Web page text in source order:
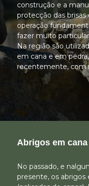
construção e a
protecção das
operação
fazer muito
Na região são
em cana e em
recentemente, com
Abrigos em cana
No passado, e
presente, os